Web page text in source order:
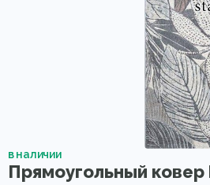
в наличии
Прямоугольный